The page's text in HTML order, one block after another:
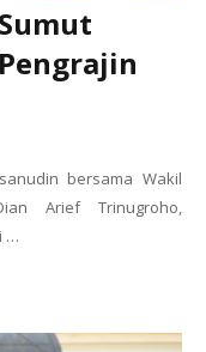
bersama Wakil
Arief Trinugroho,
…